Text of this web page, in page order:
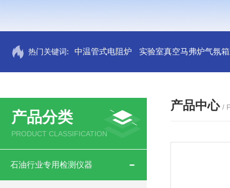
热门关键词: 中温管式电阻炉 实验室真空马弗炉气氛
产品分类
PRODUCT CLASSIFICATION
石油行业专用检测仪器
产品中心 /